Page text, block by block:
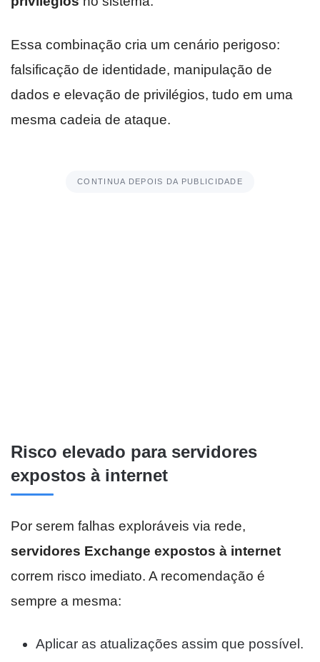
Essa combinação cria um cenário perigoso:
falsificação de identidade, manipulação de
dados e elevação de privilégios, tudo em uma
mesma cadeia de ataque.
CONTINUA DEPOIS DA PUBLICIDADE
Risco elevado para servidores
expostos à internet
Por serem falhas exploráveis via rede,
servidores Exchange expostos à internet
correm risco imediato. A recomendação é
sempre a mesma:
Aplicar as atualizações assim que possível.